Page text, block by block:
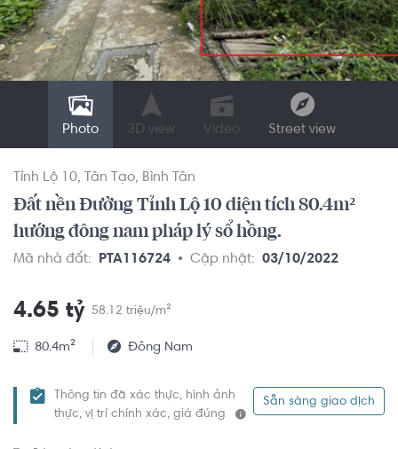
Photo 3D view Video Street view
Tỉnh Lộ 10 Tân Tạo Bình Tân
Đất nền Đường Tỉnh Lộ 10 diện tích 80.4m²
hướng đông nam pháp lý sổ hồng.
Mã nhà đất: PTA116724 Cập nhật: 03/10/2022
4.65 tỷ 58.12 triệu/m²
80.4m² Đông Nam
Thông tin đã xác thực, hình ảnh
thực, vị trí chính xác, giá đúng
Sẵn sàng giao dịch